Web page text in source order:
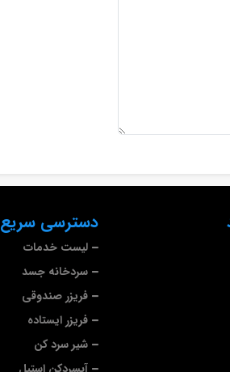
دسترسی سریع
لیست خدمات
سردخانه جسد
فریزر صندوقی
فریزر ایستاده
شیر سرد کن